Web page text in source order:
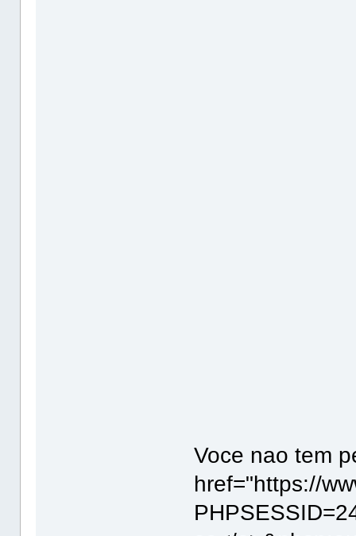
Voce nao tem
href="https://